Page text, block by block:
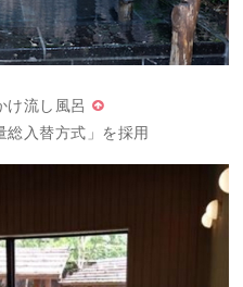
け流し風呂
総入替方式」を採用